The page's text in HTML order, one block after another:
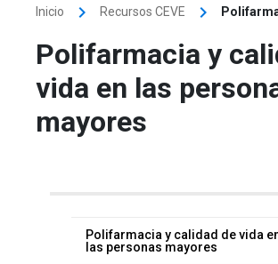
Inicio keyboard_arrow_right Recursos CEVE keyboard_arrow_right
Polifarmacia y
vida en las
mayores
Polifarmacia y calidad de vida
las personas mayores